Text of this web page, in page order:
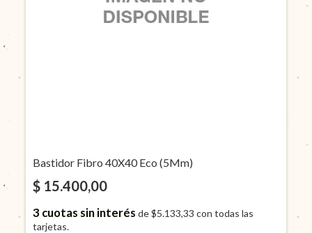
Bastidor Fibro 40X40 Eco (5Mm)
$ 15.400,00
3cuotas sin interés de$5.133,33 con todas las
tarjetas.